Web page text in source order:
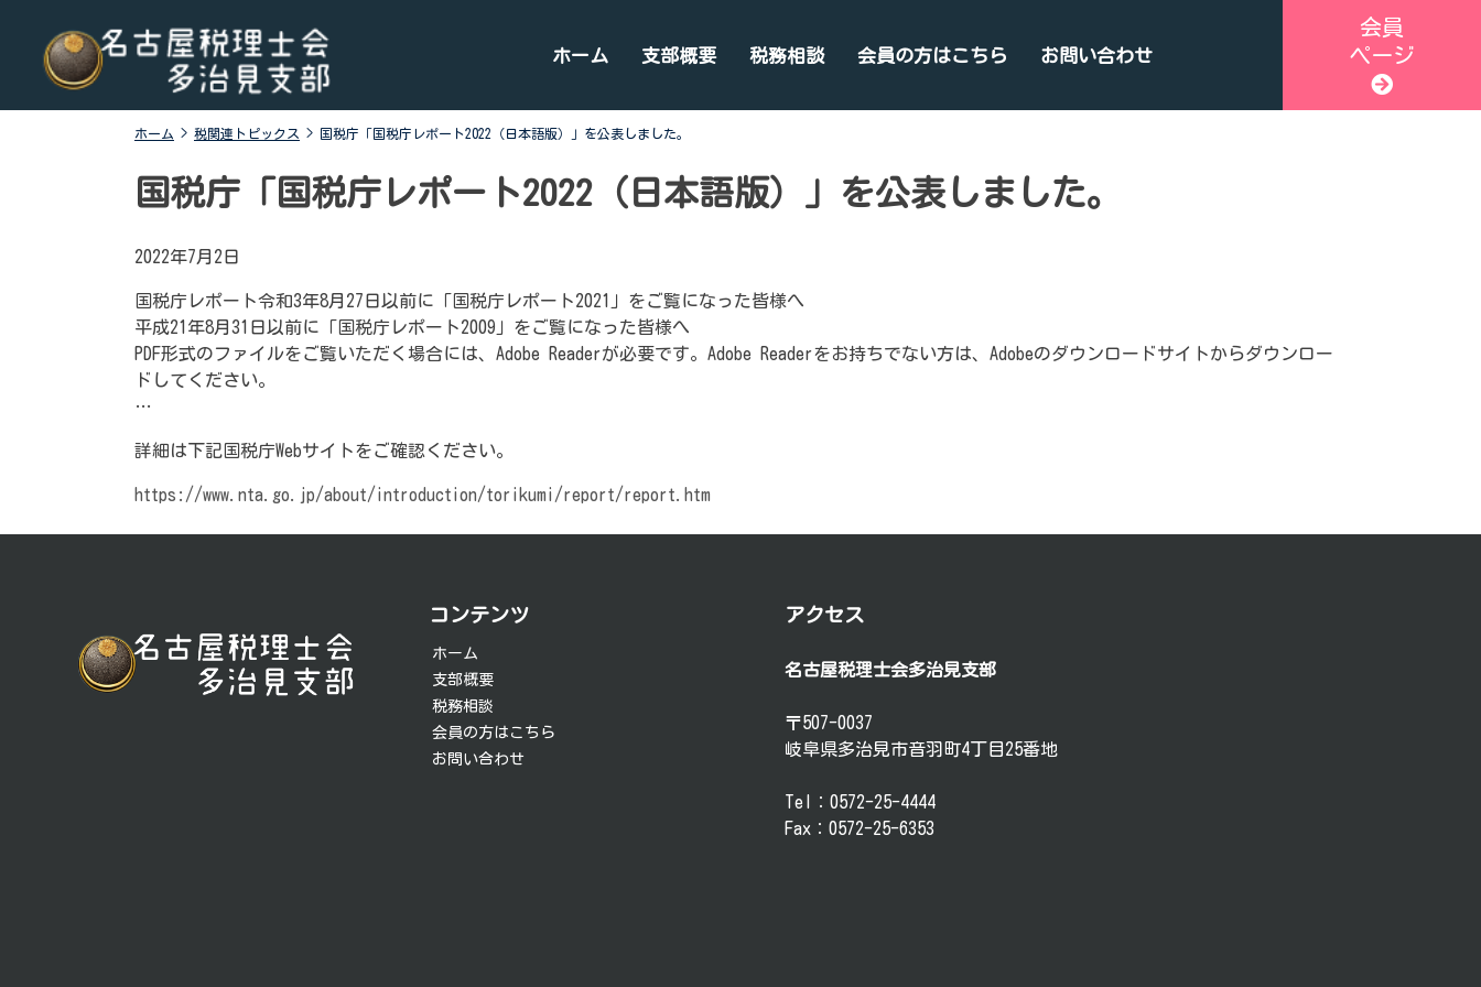
content
名古屋税理士会多治見支部
名古屋税理士会多治見支部、多治見市、土岐市、瑞浪
市、可児市と可児郡御嵩町の4市1町が所属する税理士会
です。地域の皆様に寄り添う税務の専門家として、税務
支援や研修会、租税教育などを行っております。税の無
料相談会も実施しております。お気軽にご連絡くださ
ホーム 支部概要 税務相談 会員の方はこちら お問い合わせ
会員
ページ
ホーム > 税関連トピックス > 国税庁「国税庁レポート2022（日本語版）」を公表しました。
国税庁「国税庁レポート2022（日本語版）」を公表しました。
2022年7月2日
国税庁レポート令和3年8月27日以前に「国税庁レポート2021」をご覧になった皆様へ
平成21年8月31日以前に「国税庁レポート2009」をご覧になった皆様へ
PDF形式のファイルをご覧いただく場合には、Adobe Readerが必要です。Adobe Readerをお持ちでない方は、Adobeのダウンロードサイトからダウンロー
ドしてください。
…
詳細は下記国税庁Webサイトをご確認ください。
https://www.nta.go.jp/about/introduction/torikumi/report/report.htm
ナ
コンテンツ
ホーム
支部概要
税務相談
会員の方はこちら
お問い合わせ
アクセス
名古屋税理士会多治見支部
〒507-0037
岐阜県多治見市音羽町4丁目25番地
Tel：0572-25-4444
Fax：0572-25-6353